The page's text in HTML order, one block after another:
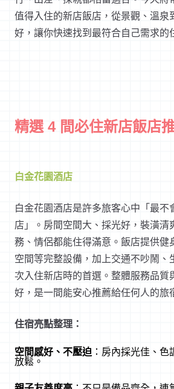
值得入住的新店飯店，從景觀、溫泉
好，讓你快速找到最符合自己需求的
精選 4 間必住新店飯店
白金花園酒店
白金花園酒店是許多旅客心中「最不
店」。房間空間大、採光好，裝潢清
務、情侶都能住得滿意。飯店提供健
空間等完整設備，加上交通不吵鬧、
次入住新店時的首選。整體服務品質
好，是一間能安心推薦給任何人的旅
住宿亮點整理：
空間感好、不壓迫 ：房內採光佳、
放鬆。